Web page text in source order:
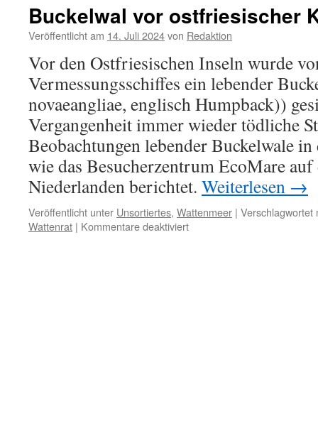
Fische:
„Willkommen
Timmy-
Land,
dem
Land
der
Verrückten
und
Heuchler!“
Buckelwal vor ostfriesischer
Veröffentlicht am 14. Juli 2024von Redaktion
Vor den Ostfriesischen Inseln wurde
Vermessungsschiffes ein lebender
novaeangliae, englisch Humpback))
Vergangenheit immer wieder tödliche
Beobachtungen lebender Buckelwale
wie das Besucherzentrum EcoMare
Niederlanden berichtet. Weiterlesen →
Veröffentlicht unter Unsortiertes, Wattenmeer | Verschlagwortet
Wattenrat | Kommentare deaktiviertfür